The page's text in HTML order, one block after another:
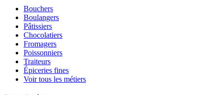
Bouchers
Boulangers
Pâtissiers
Chocolatiers
Fromagers
Poissonniers
Traiteurs
Épiceries fines
Voir tous les métiers